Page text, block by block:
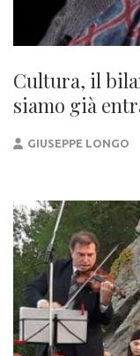
Cultura, il
siamo già
GIUSEPPE LONGO